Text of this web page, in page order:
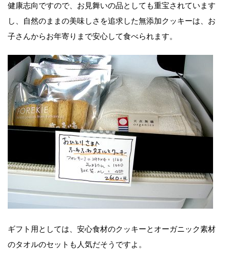
健康志向ですので、お見舞いの品としても重宝されています
し、自然のままの美味しさを追求した無添加クッキーは、お
子さんからお年寄りまで安心して食べられます。
ギフト用としては、安心食材のクッキーとオーガニック素材
のタオルのセットも人気だそうですよ。